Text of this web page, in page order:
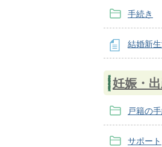
手続き
結婚新
妊娠・
戸籍の
サポート